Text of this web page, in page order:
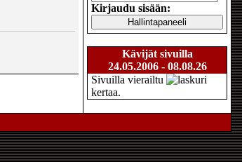
Kirjaudu sisään:
Kävijät sivuilla
24.05.2006 - 08.08.26
Sivuilla vierailtu
kertaa.